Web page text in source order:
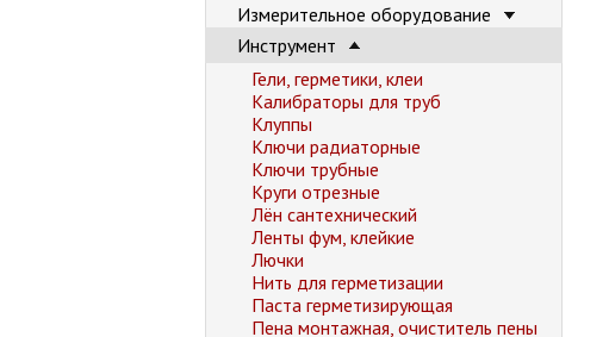
Измерительное оборудование
Инструмент
Гели, герметики, клеи
Калибраторы для труб
Клуппы
Ключи радиаторные
Ключи трубные
Круги отрезные
Лён сантехнический
Ленты фум, клейкие
Лючки
Нить для герметизации
Паста герметизирующая
Пена монтажная, очиститель пены